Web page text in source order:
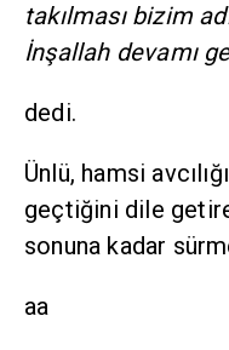
takılması bizim
İnşallah devamı
dedi.
Ünlü, hamsi
geçtiğini dile
sonuna kadar
aa